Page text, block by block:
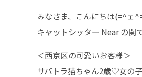
みなさま、こんにちは(=^ェ
キャットシッター Near の関
＜西京区の可愛いお客様＞
サバトラ猫ちゃん2歳♡女の子